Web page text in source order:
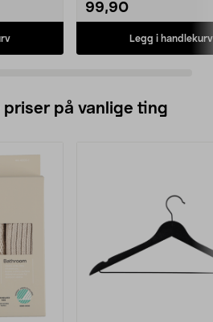
99,90
Legg i handlekurv
priser på vanlige ting